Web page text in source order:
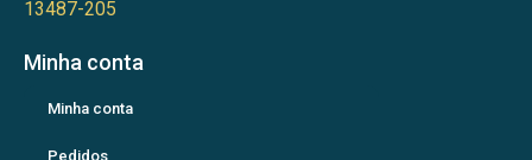
13487-205
Minha conta
Minha conta
Pedidos